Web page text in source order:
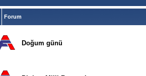
Forum
Doğum günü